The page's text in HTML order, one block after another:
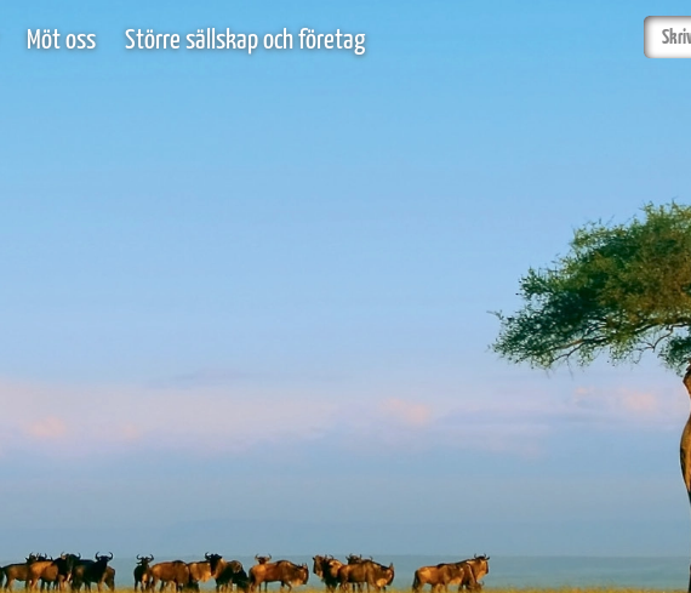
Möt oss Större sällskap och företag